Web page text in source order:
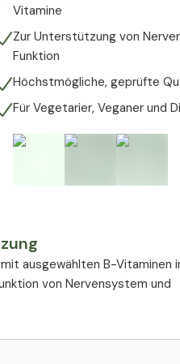
Vitamine
Zur Unterstützung von
Funktion
Höchstmögliche, geprüfte
Für Vegetarier, Veganer und
ausgewählten B-Vitaminen
von Nervensystem und